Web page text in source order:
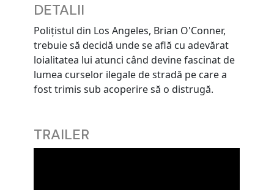
DETALII
Polițistul din Los Angeles, Brian O'Conner,
trebuie să decidă unde se află cu adevărat
loialitatea lui atunci când devine fascinat de
lumea curselor ilegale de stradă pe care a
fost trimis sub acoperire să o distrugă.
TRAILER